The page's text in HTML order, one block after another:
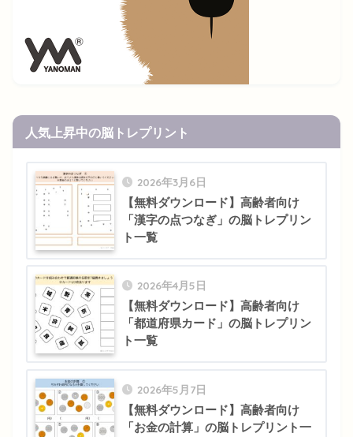
人気上昇中の脳トレプリント
2026年3月6日
【無料ダウンロード】高齢者向け
「漢字の点つなぎ」の脳トレプリン
ト一覧
2026年4月5日
【無料ダウンロード】高齢者向け
「都道府県カード」の脳トレプリン
ト一覧
2026年5月7日
【無料ダウンロード】高齢者向け
「お金の計算」の脳トレプリント一